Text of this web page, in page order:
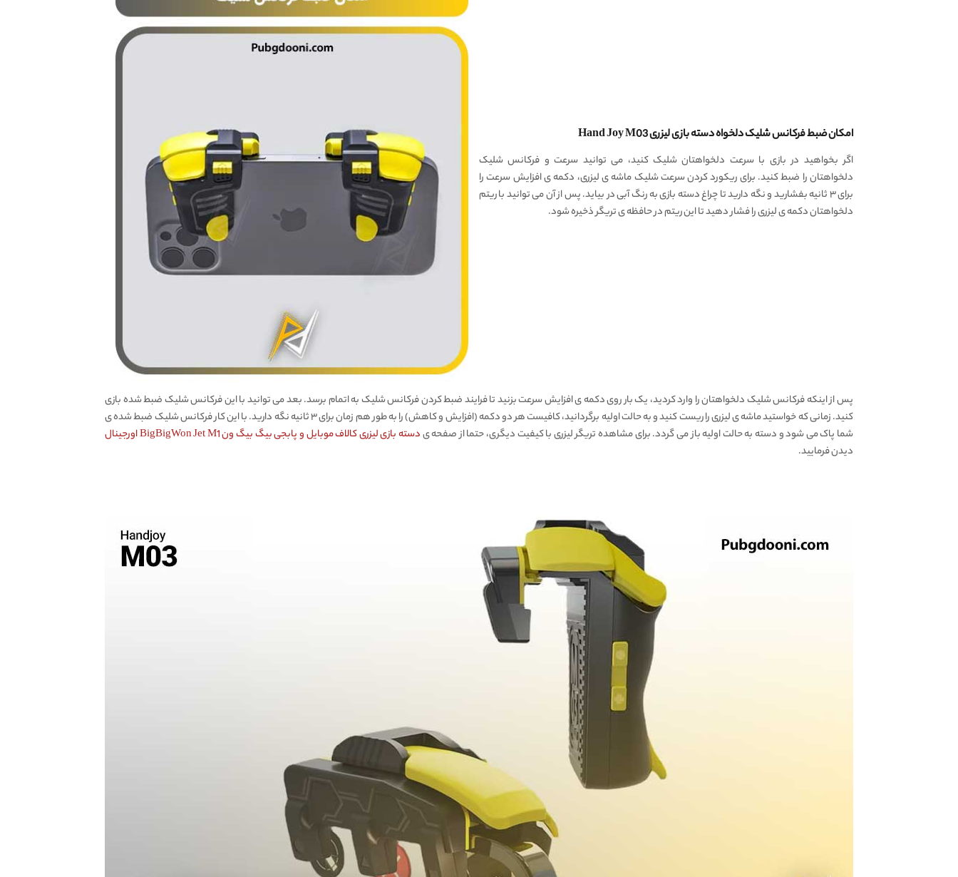
امکان ضبط فرکانس شلیک دلخواه دسته بازی لیزری Hand Joy M03
اگر بخواهید در بازی با سرعت دلخواهتان شلیک کنید، می توانید سرعت و فرکانس شلیک
دلخواهتان را ضبط کنید. برای ریکورد کردن سرعت شلیک ماشه ی لیزری، دکمه ی افزایش سرعت را
برای ۳ ثانیه بفشارید و نگه دارید تا چراغ دسته بازی به رنگ آبی در بیاید. پس از آن می توانید با ریتم
دلخواهتان دکمه ی لیزری را فشار دهید تا این ریتم در حافظه ی تریگر ذخیره شود.
پس از اینکه فرکانس شلیک دلخواهتان را وارد کردید، یک بار روی دکمه ی افزایش سرعت بزنید تا فرایند ضبط کردن فرکانس شلیک به اتمام برسد. بعد می توانید با این فرکانس شلیک ضبط شده بازی
کنید. زمانی که خواستید ماشه ی لیزری را ریست کنید و به حالت اولیه برگردانید، کافیست هر دو دکمه (افزایش و کاهش) را به طور هم زمان برای ۳ ثانیه نگه دارید. با این کار فرکانس شلیک ضبط شده ی
شما پاک می شود و دسته به حالت اولیه باز می گردد. برای مشاهده تریگر لیزری با کیفیت دیگری، حتما از صفحه یدسته بازی لیزری کالاف موبایل و پابجی بیگ بیگ ون BigBigWon Jet M1 اورجینال
دیدن فرمایید.